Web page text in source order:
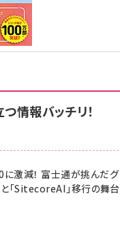
情報バッチリ！
激減！ 富士通が挑んだグ
「SitecoreAI」移行の舞台